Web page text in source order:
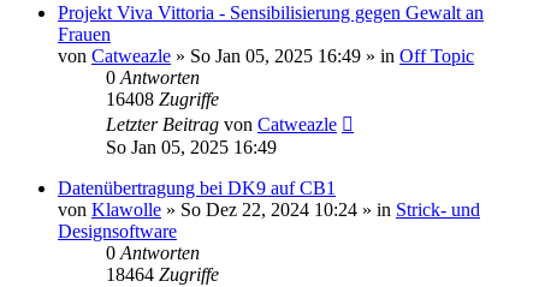
Projekt Viva Vittoria - Sensibilisierung gegen Gewalt an
Frauen
von Catweazle » So Jan 05, 2025 16:49 » in Off Topic
0 Antworten
16408 Zugriffe
Letzter Beitrag von Catweazle
So Jan 05, 2025 16:49
Datenübertragung bei DK9 auf CB1
von Klawolle » So Dez 22, 2024 10:24 » in Strick- und
Designsoftware
0 Antworten
18464 Zugriffe